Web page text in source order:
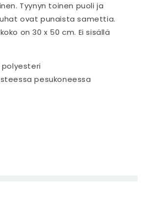
Tyynyn toinen puoli ja
ovat punaista samettia.
on 30 x 50 cm. Ei sisällä
polyesteri
pesukoneessa